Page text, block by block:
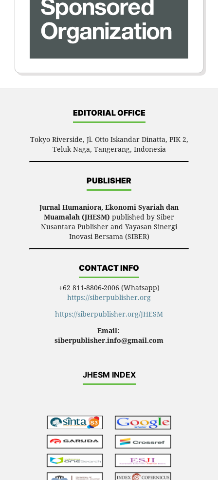
EDITORIAL OFFICE
Tokyo Riverside, Jl. Otto Iskandar Dinatta, PIK 2,
Teluk Naga, Tangerang, Indonesia
PUBLISHER
Jurnal Humaniora, Ekonomi Syariah dan
Muamalah (JHESM) published by Siber
Nusantara Publisher and Yayasan Sinergi
Inovasi Bersama (SIBER)
CONTACT INFO
+62 811-8806-2006 (Whatsapp)
https://siberpublisher.org
https://siberpublisher.org/JHESM
Email:
siberpublisher.info@gmail.com
JHESM INDEX